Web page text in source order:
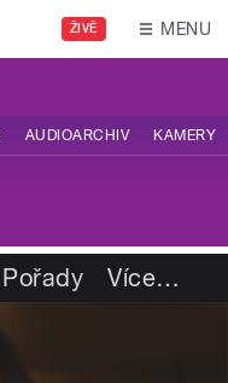
ŽIVĚ MENU
AUDIOARCHIV KAMERY
Pořady Více…